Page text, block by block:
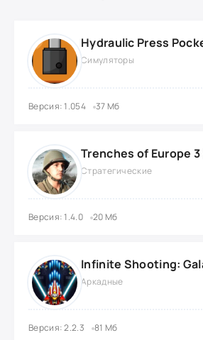
Симуляторы
Версия: 1.054 37 Мб
Стратегические
Версия: 1.4.0 20 Мб
Аркадные
Версия: 2.2.3 81 Мб